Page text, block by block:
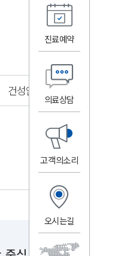
홍보물
인재채용
건성안클리닉
진료예약
의료상담
고객의소리
오시는길